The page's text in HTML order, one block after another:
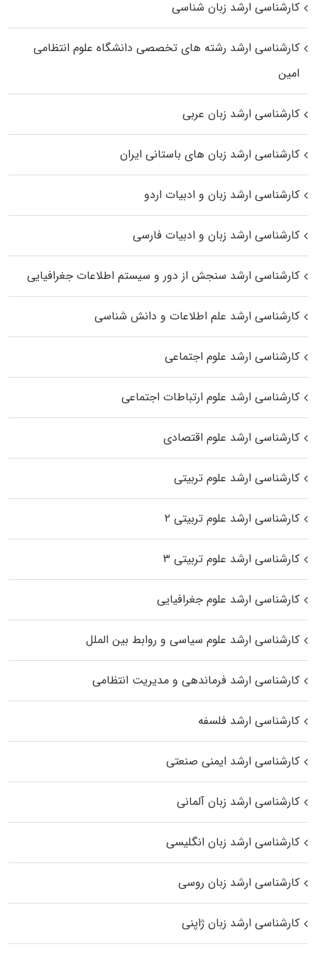
کارشناسی ارشد زبان شناسی
کارشناسی ارشد رﺷﺘﻪ ﻫﺎی تخصصی داﻧﺸﮕﺎه ﻋﻠﻮم انتظامی
اﻣﻴﻦ
کارشناسی ارشد زبان عربی
کارشناسی ارشد زبان‌ های باستانی ایران
کارشناسی ارشد زبان و ادبیات اردو
کارشناسی ارشد زبان و ادبیات فارسی
کارشناسی ارشد سنجش از دور و سیستم اطلاعات جغرافیایی
کارشناسی ارشد علم اطلاعات و دانش شناسی
کارشناسی ارشد علوم اجتماعی
کارشناسی ارشد علوم ارتباطات اجتماعی
کارشناسی ارشد علوم اقتصادی
کارشناسی ارشد علوم تربیتی
کارشناسی ارشد علوم تربیتی ۲
کارشناسی ارشد علوم تربیتی ۳
کارشناسی ارشد علوم جغرافیایی
کارشناسی ارشد علوم سیاسی و روابط بین الملل
کارشناسی ارشد فرماندهی و مدیریت انتظامی
کارشناسی ارشد فلسفه
کارشناسی ارشد ایمنی صنعتی
کارشناسی ارشد زبان آلمانی
کارشناسی ارشد زبان انگلیسی
کارشناسی ارشد زبان روسی
کارشناسی ارشد زبان ژاپنی